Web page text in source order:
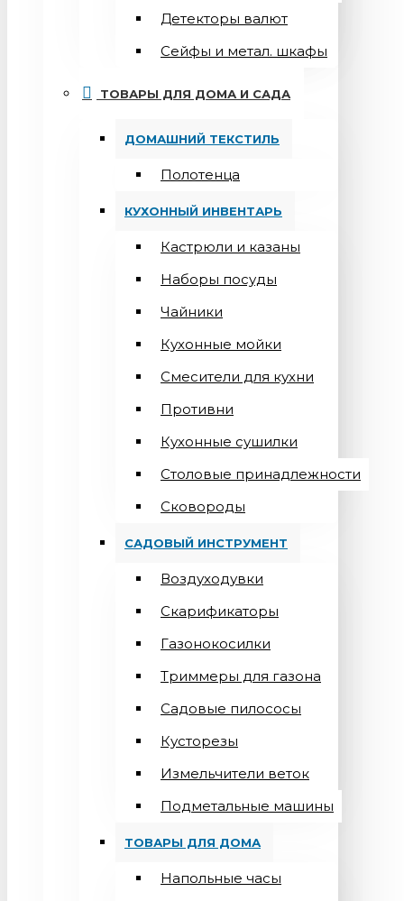
Детекторы валют
Сейфы и метал. шкафы
ТОВАРЫ ДЛЯ ДОМА И САДА
ДОМАШНИЙ ТЕКСТИЛЬ
Полотенца
КУХОННЫЙ ИНВЕНТАРЬ
Кастрюли и казаны
Наборы посуды
Чайники
Кухонные мойки
Смесители для кухни
Противни
Кухонные сушилки
Столовые принадлежности
Сковороды
САДОВЫЙ ИНСТРУМЕНТ
Воздуходувки
Скарификаторы
Газонокосилки
Триммеры для газона
Садовые пилососы
Кусторезы
Измельчители веток
Подметальные машины
ТОВАРЫ ДЛЯ ДОМА
Напольные часы